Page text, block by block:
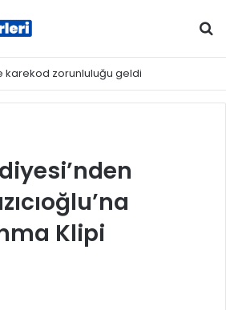
karekod zorunluluğu geldi
Klipi